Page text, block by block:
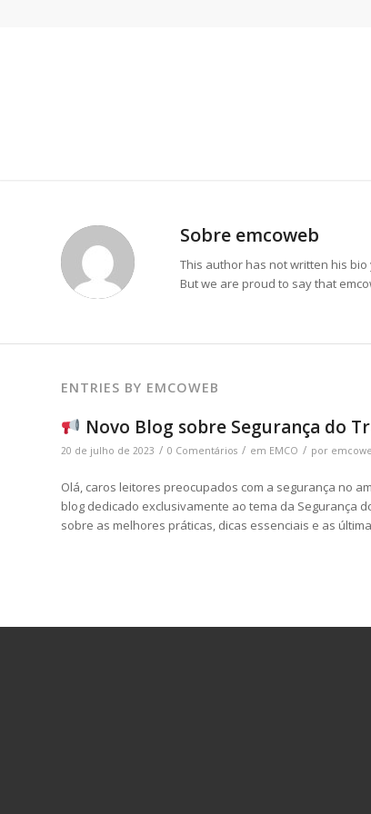
Sobre emcoweb
This author has not written his bio
But we are proud to say that
ENTRIES BY EMCOWEB
Novo Blog sobre Segurança do
20 de julho de 2023 / 0 Comentários / em EMCO / por
Olá, caros leitores preocupados com a segurança no
blog dedicado exclusivamente ao tema da Segurança
sobre as melhores práticas, dicas essenciais e as